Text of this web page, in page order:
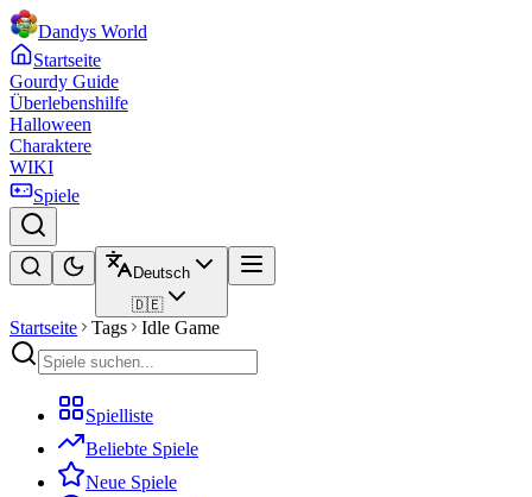
Dandys World
Startseite
Gourdy Guide
Überlebenshilfe
Halloween
Charaktere
WIKI
Spiele
Deutsch
🇩🇪
Startseite Tags Idle Game
Spielliste
Beliebte Spiele
Neue Spiele